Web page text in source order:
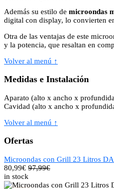
Además su estilo de microondas
digital con display, lo convierten
Otra de las ventajas de este
y la potencia, que resaltan en
Volver al menú ↑
Medidas e Instalación
Aparato (alto x ancho x
Cavidad (alto x ancho x
Volver al menú ↑
Ofertas
Microondas con Grill 23 Litros
80,99€ 97,99€
in stock